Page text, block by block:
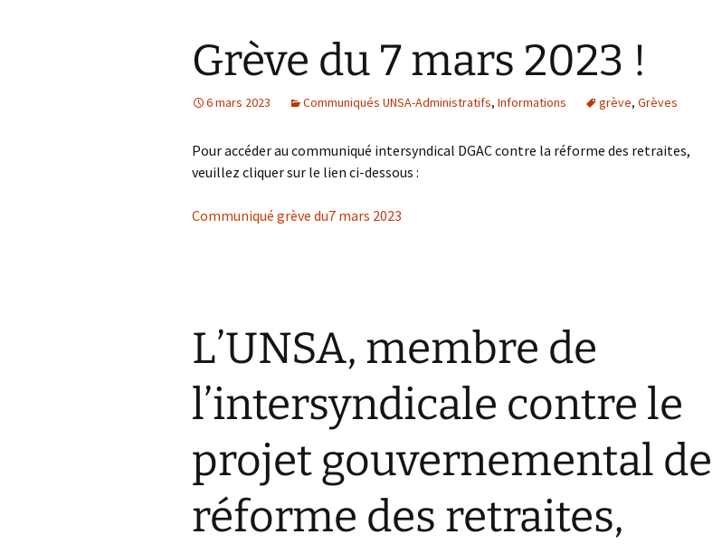
Grève du 7 mars 2023 !
6 mars 2023 Communiqués UNSA-Administratifs, Informations grève, Grèves
Pour accéder au communiqué intersyndical DGAC contre la réforme des retraites,
veuillez cliquer sur le lien ci-dessous :
Communiqué grève du7 mars 2023
L’UNSA, membre de
l’intersyndicale contre le
projet gouvernemental de
réforme des retraites,